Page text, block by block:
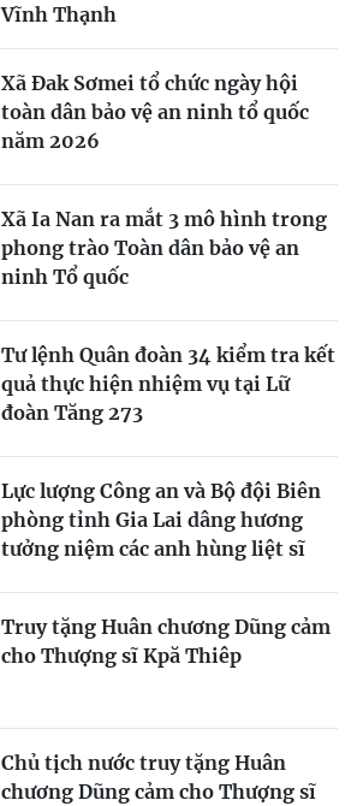
Vĩnh Thạnh
Xã Đak Sơmei tổ chức ngày hội
toàn dân bảo vệ an ninh tổ quốc
năm 2026
Xã Ia Nan ra mắt 3 mô hình trong
phong trào Toàn dân bảo vệ an
ninh Tổ quốc
Tư lệnh Quân đoàn 34 kiểm tra kết
quả thực hiện nhiệm vụ tại Lữ
đoàn Tăng 273
Lực lượng Công an và Bộ đội Biên
phòng tỉnh Gia Lai dâng hương
tưởng niệm các anh hùng liệt sĩ
Truy tặng Huân chương Dũng cảm
cho Thượng sĩ Kpă Thiêp
Chủ tịch nước truy tặng Huân
chương Dũng cảm cho Thượng sĩ